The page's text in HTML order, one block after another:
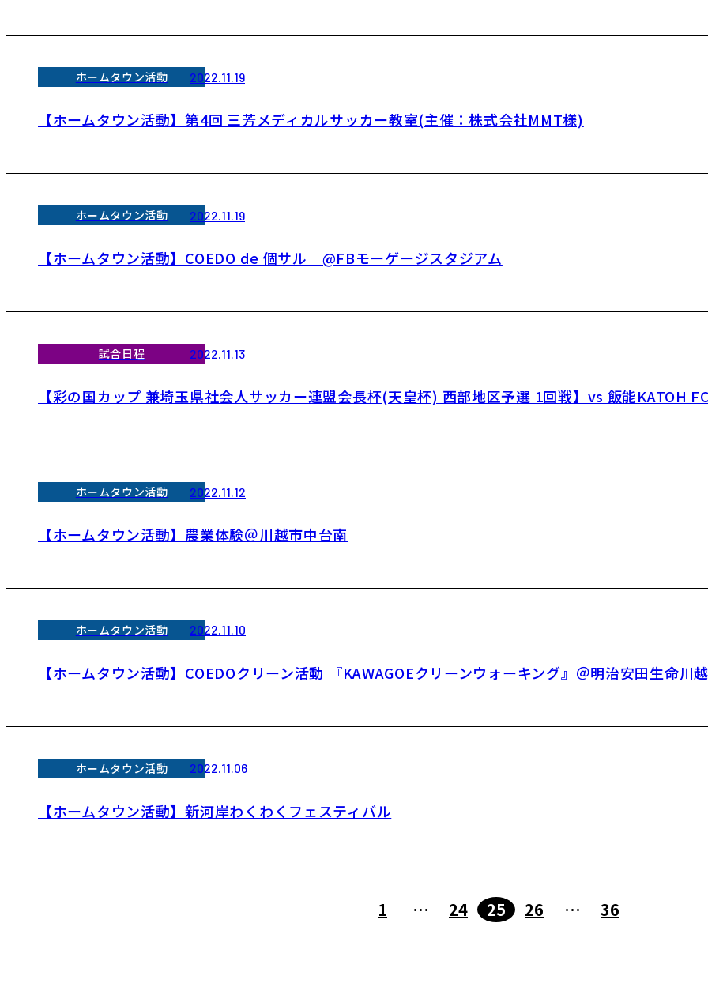
ホームタウン活動 2022.11.19
【ホームタウン活動】第4回 三芳メディカルサッカー教室(主催：株式会社MMT様)
ホームタウン活動 2022.11.19
【ホームタウン活動】COEDO de 個サル @FBモーゲージスタジアム
試合日程 2022.11.13
【彩の国カップ 兼埼玉県社会人サッカー連盟会長杯(天皇杯) 西部地区予選 1回戦】vs 飯能KATOH
ホームタウン活動 2022.11.12
【ホームタウン活動】農業体験＠川越市中台南
ホームタウン活動 2022.11.10
【ホームタウン活動】COEDOクリーン活動 『KAWAGOEクリーンウォーキング』＠明治安田生命川
ホームタウン活動 2022.11.06
【ホームタウン活動】新河岸わくわくフェスティバル
1 … 24 25 26 … 36